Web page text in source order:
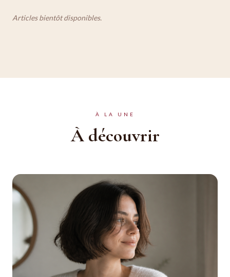
Articles bientôt disponibles.
À LA UNE
À découvrir